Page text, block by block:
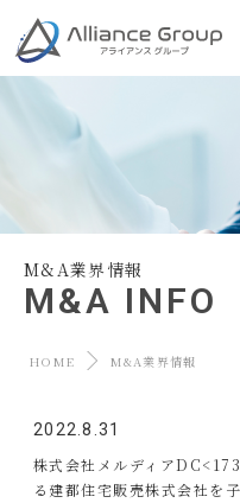
M&A業界情報
M&A INFO
HOME M&A業界情報
2022.8.31
株式会社メルディア
る建都住宅販売株式会社を